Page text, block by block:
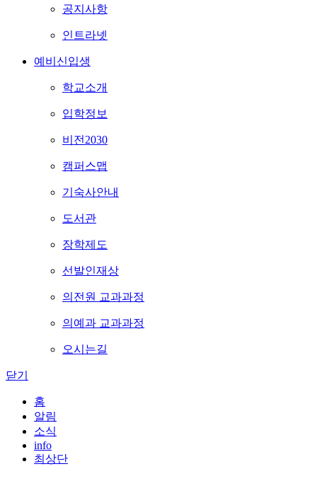
공지사항
인트라넷
예비신입생
학교소개
입학정보
비전2030
캠퍼스맵
기숙사안내
도서관
장학제도
선발인재상
의전원 교과과정
의예과 교과과정
오시는길
닫기
홈
알림
소식
info
최상단